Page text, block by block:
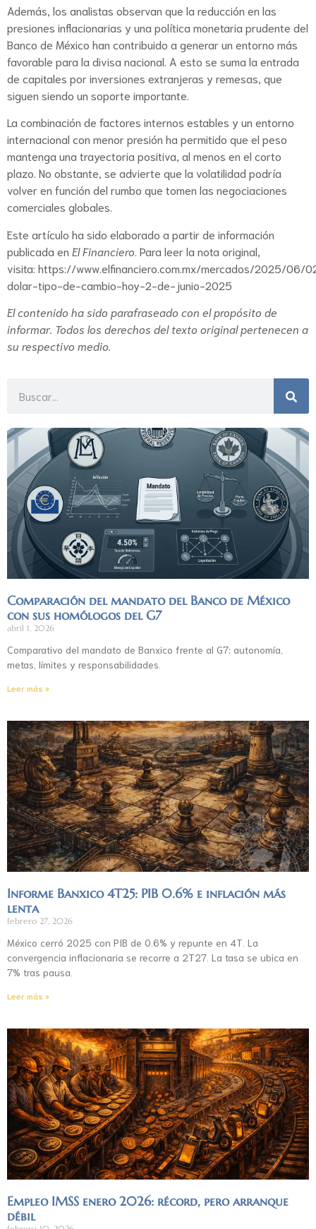
Además, los analistas observan que la reducción en las
presiones inflacionarias y una política monetaria prudente del
Banco de México han contribuido a generar un entorno más
favorable para la divisa nacional. A esto se suma la entrada
de capitales por inversiones extranjeras y remesas, que
siguen siendo un soporte importante.
La combinación de factores internos estables y un entorno
internacional con menor presión ha permitido que el peso
mantenga una trayectoria positiva, al menos en el corto
plazo. No obstante, se advierte que la volatilidad podría
volver en función del rumbo que tomen las negociaciones
comerciales globales.
Este artículo ha sido elaborado a partir de información
publicada en El Financiero . Para leer la nota original,
visita: https://www.elfinanciero.com.mx/mercados/2025/06/
dolar-tipo-de-cambio-hoy-2-de-junio-2025
El contenido ha sido parafraseado con el propósito de
informar. Todos los derechos del texto original pertenecen a
su respectivo medio.
Comparación del mandato del Banco de México
con sus homólogos del G7
abril 1, 2026
Comparativo del mandato de Banxico frente al G7: autonomía,
metas, límites y responsabilidades.
Leer más »
Informe Banxico 4T25: PIB 0.6% e inflación más
lenta
febrero 27, 2026
México cerró 2025 con PIB de 0.6% y repunte en 4T. La
convergencia inflacionaria se recorre a 2T27. La tasa se ubica en
7% tras pausa.
Leer más »
Empleo IMSS enero 2026: récord, pero arranque
débil